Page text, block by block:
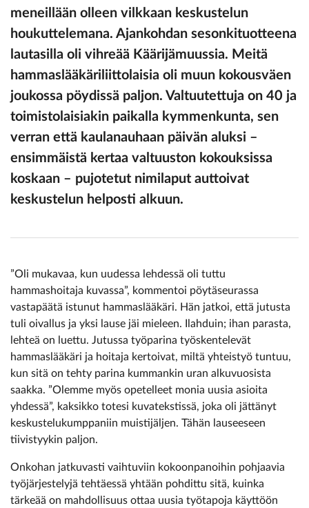
meneillään olleen vilkkaan keskustelun
houkuttelemana. Ajankohdan sesonkituotteena
lautasilla oli vihreää Käärijämuussia. Meitä
hammaslääkäriliittolaisia oli muun kokousväen
joukossa pöydissä paljon. Valtuutettuja on 40 ja
toimistolaisiakin paikalla kymmenkunta, sen
verran että kaulanauhaan päivän aluksi –
ensimmäistä kertaa valtuuston kokouksissa
koskaan – pujotetut nimilaput auttoivat
keskustelun helposti alkuun.
”Oli mukavaa, kun uudessa lehdessä oli tuttu
hammashoitaja kuvassa”, kommentoi pöytäseurassa
vastapäätä istunut hammaslääkäri. Hän jatkoi, että jutusta
tuli oivallus ja yksi lause jäi mieleen. Ilahduin; ihan parasta,
lehteä on luettu. Jutussa työparina työskentelevät
hammaslääkäri ja hoitaja kertoivat, miltä yhteistyö tuntuu,
kun sitä on tehty parina kummankin uran alkuvuosista
saakka. ”Olemme myös opetelleet monia uusia asioita
yhdessä”, kaksikko totesi kuvatekstissä, joka oli jättänyt
keskustelukumppaniin muistijäljen. Tähän lauseeseen
tiivistyykin paljon.
Onkohan jatkuvasti vaihtuviin kokoonpanoihin pohjaavia
työjärjestelyjä tehtäessä yhtään pohdittu sitä, kuinka
tärkeää on mahdollisuus ottaa uusia työtapoja käyttöön